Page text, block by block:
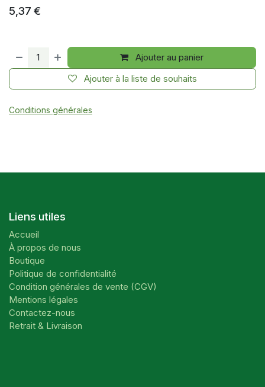
5,37 €
Ajouter au panier
Ajouter à la liste de souhaits
Conditions générales
Liens utiles
Accueil
À propos de nous
Boutique
Politique de confidentialité
Condition générales de vente (CGV)
Mentions légales
Contactez-nous
Retrait & Livraison